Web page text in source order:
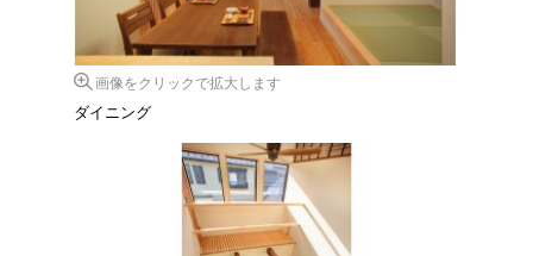
画像をクリックで拡大します
ダイニング